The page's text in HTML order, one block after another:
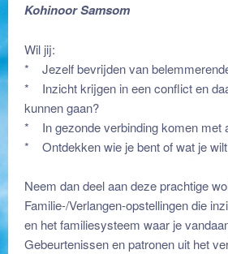
Kohinoor Samsom
Wil jij:
* Jezelf bevrijden van
* Inzicht krijgen in een conflict en
kunnen gaan?
* In gezonde verbinding komen met
* Ontdekken wie je bent of wat je
Neem dan deel aan deze prachtige
Familie-/Verlangen-opstellingen die
en het familiesysteem waar je
Gebeurtenissen en patronen uit het